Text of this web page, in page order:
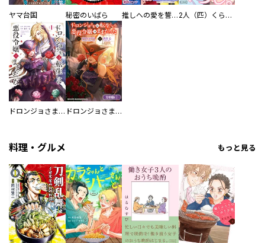
ヤマ台国 秘密のいばら 推しへの愛を誓いますか？～アラサー女子、推しは逃げぬが人生逃げる～ 2人（匹）くらし。
ドロンジョさまは転生しても悪役令嬢のままだった ドロンジョさまは転生しても悪役令嬢のままだった【分冊版】
料理・グルメ もっと見る